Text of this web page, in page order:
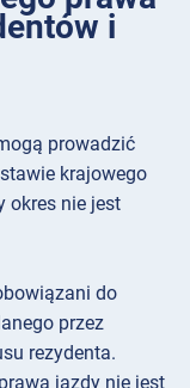
i
prowadzić
krajowego
okres nie jest
do
przez
rezydenta.
jazdy nie jest